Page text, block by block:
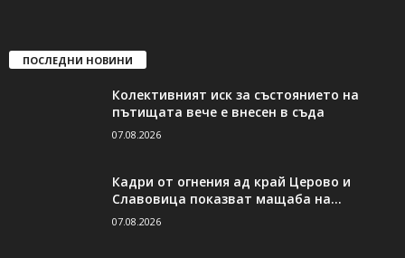
ПОСЛЕДНИ НОВИНИ
Колективният иск за състоянието на
пътищата вече е внесен в съда
07.08.2026
Кадри от огнения ад край Церово и
Славовица показват мащаба на...
07.08.2026